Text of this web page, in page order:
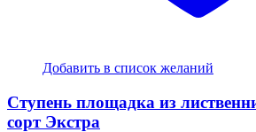
Добавить в список желаний
Ступень площадка из
сорт Экстра